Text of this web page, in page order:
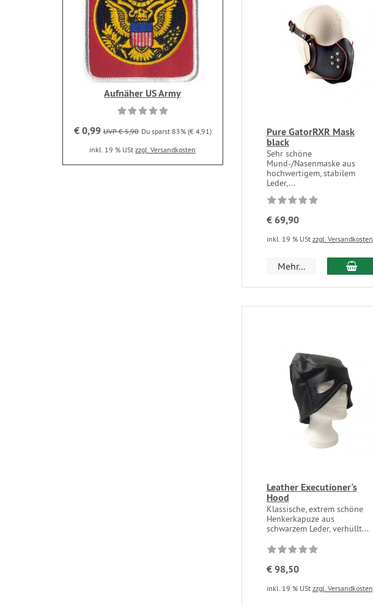
Pure GatorRXR Mask
black
Sehr schöne
Mund-/Nasenmaske aus
hochwertigem, stabilem
Leder,...
€ 69,90
inkl. 19 % USt zzgl. Versandkosten
Mehr...
Leather Executioner's
Hood
Klassische, extrem schöne
Henkerkapuze aus
schwarzem Leder, verhüllt...
€ 98,50
inkl. 19 % USt zzgl. Versandkosten
Aufnäher US Army
€ 0,99 UVP € 5,90 Du sparst 83% (€ 4,91)
inkl. 19 % UStzzgl. Versandkosten